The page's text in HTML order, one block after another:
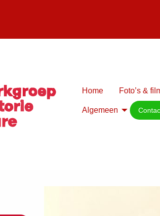
Home Foto’s &
Algemeen